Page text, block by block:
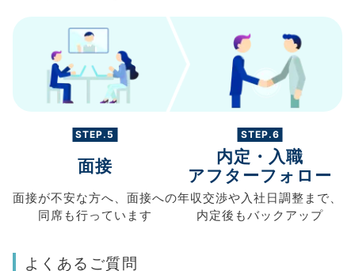
STEP.5
面接
面接が不安な方へ、 面接への
同席も行っています
STEP.6
内定・入職
アフターフォロー
年収交渉や入社日調整まで、
内定後もバックアップ
よくあるご質問